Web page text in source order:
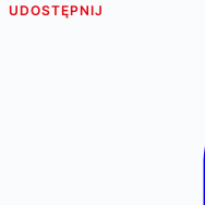
UDOSTĘPNIJ